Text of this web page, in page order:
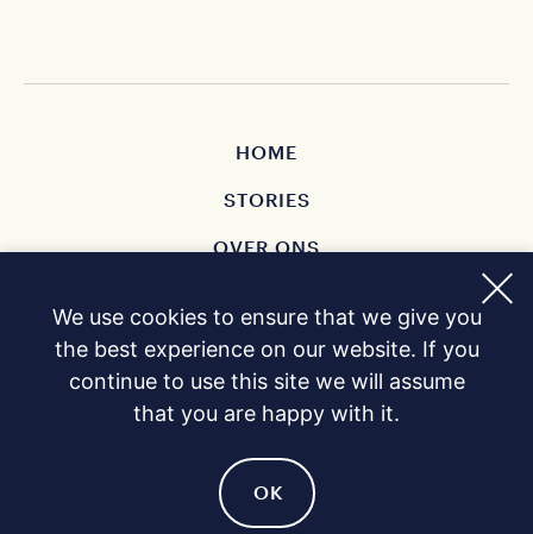
HOME
STORIES
OVER ONS
KOPEN
PRIVACY POLICY
We use cookies to ensure that we give you
the best experience on our website. If you
continue to use this site we will assume
that you are happy with it.
OK